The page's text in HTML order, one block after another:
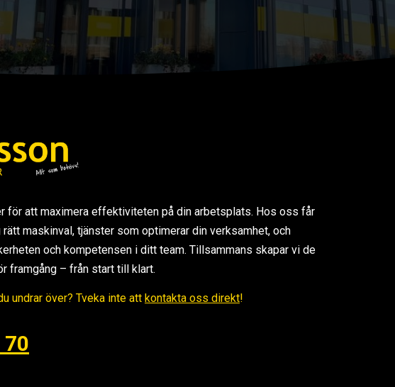
för att maximera effektiviteten på din arbetsplats. Hos oss får
maskinval, tjänster som optimerar din verksamhet, och
och kompetensen i ditt team. Tillsammans skapar vi de
framgång – från start till klart.
undrar över? Tveka inte att kontakta oss direkt!
70